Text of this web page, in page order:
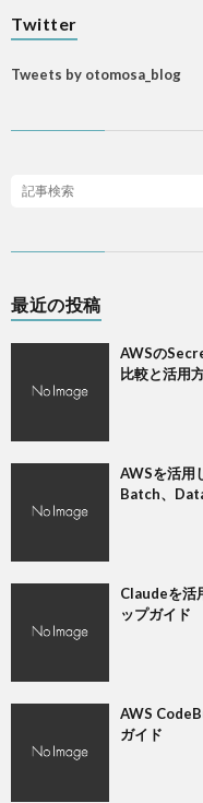
Twitter
Tweets by otomosa_blog
最近の投稿
AWSの
比較と活用
AWSを活用
Batch、
Claudeを活
ップガイド
AWS
ガイド